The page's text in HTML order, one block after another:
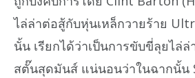
ไล่ล่าต่อสู้กับหุ่นเหล็กวายร้าย
นั้น เรียกได้ว่าเป็นการขับขี่ลุยไล่
สตั๊นสุดมันส์ แน่นอนว่าในฉากนั้น